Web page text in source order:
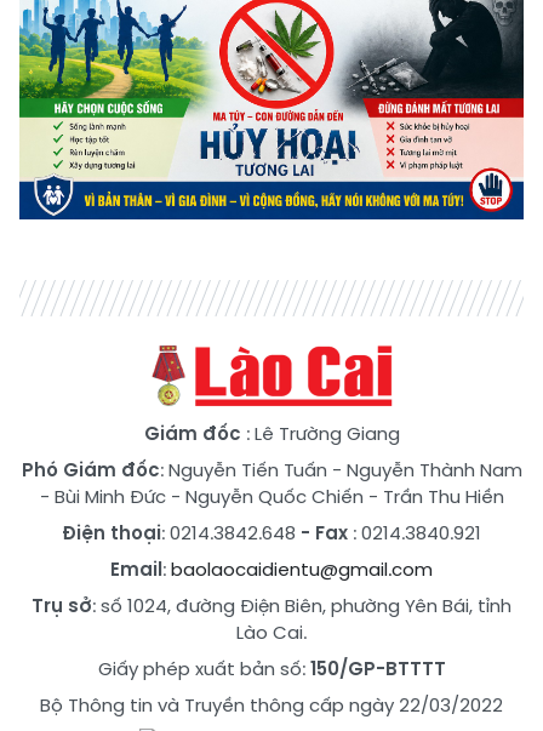
Giám đốc : Lê Trường Giang
Phó Giám đốc:Nguyễn Tiến Tuấn - Nguyễn Thành Nam
- Bùi Minh Đức- Nguyễn Quốc Chiến - Trần Thu Hiền
Điện thoại: 0214.3842.648 - Fax : 0214.3840.921
Email:baolaocaidientu@gmail.com
Trụ sở: số 1024, đường Điện Biên, phường Yên Bái, tỉnh
Lào Cai.
Giấy phép xuất bản số:150/GP-BTTTT
Bộ Thông tin và Truyền thông cấp ngày 22/03/2022